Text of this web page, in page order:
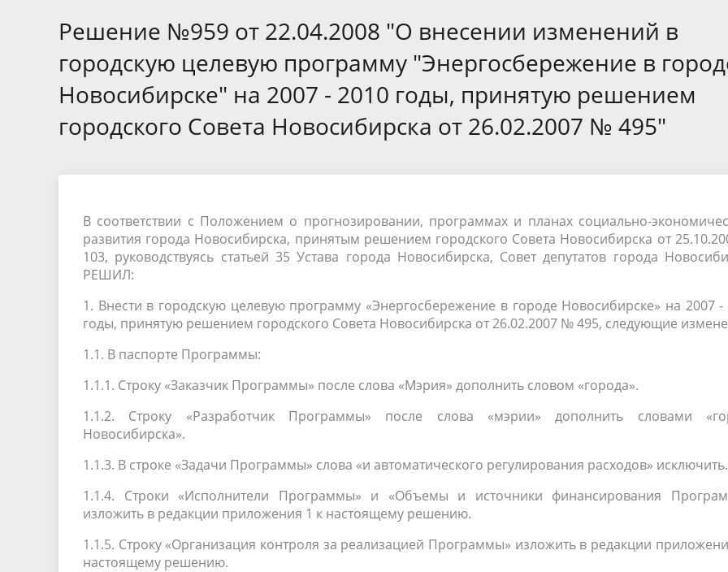
Отчет о работе
Информация о проверках Контакты
депутатов предыдущих созывов
Порядок обжалования
муниципальной службы
Обратная связь для сообщений о
фактах коррупции
выделяемых бюджетных
Решение №959 от 22.04.2008 "О внесении изменений в
городскую целевую программу "Энергосбережение в
Новосибирске" на 2007 - 2010 годы, принятую решением
городского Совета Новосибирска от 26.02.2007 № 495"
В соответствии с Положением о прогнозировании, программах и планах социально-
развития города Новосибирска, принятым решением городского Совета Новосибирска от
103, руководствуясь статьей 35 Устава города Новосибирска, Совет депутатов города
РЕШИЛ:
1. Внести в городскую целевую программу «Энергосбережение в городе Новосибирске» на 2007 -
годы, принятую решением городского Совета Новосибирска от 26.02.2007 № 495, следующие
1.1. В паспорте Программы:
1.1.1. Строку «Заказчик Программы» после слова «Мэрия» дополнить словом «города».
1.1.2. Строку «Разработчик Программы» после слова «мэрии» дополнить словами
Новосибирска».
1.1.3. В строке «Задачи Программы» слова «и автоматического регулирования расходов» исключить.
1.1.4. Строки «Исполнители Программы» и «Объемы и источники финансирования
изложить в редакции приложения 1 к настоящему решению.
1.1.5. Строку «Организация контроля за реализацией Программы» изложить в редакции
настоящему решению.